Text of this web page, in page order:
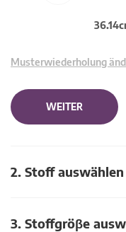
Musterwiederholung
WEITER
2. Stoff auswählen
3. Stoffgröβe